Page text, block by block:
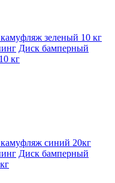
Диск бамперный
кг
Диск бамперный